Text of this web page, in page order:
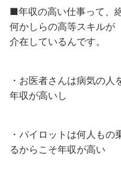
■年収の高い仕事って、
何かしらの高等スキルが
介在しているんです。
・お医者さんは病気の
年収が高いし
・パイロットは何人も
るからこそ年収が高い